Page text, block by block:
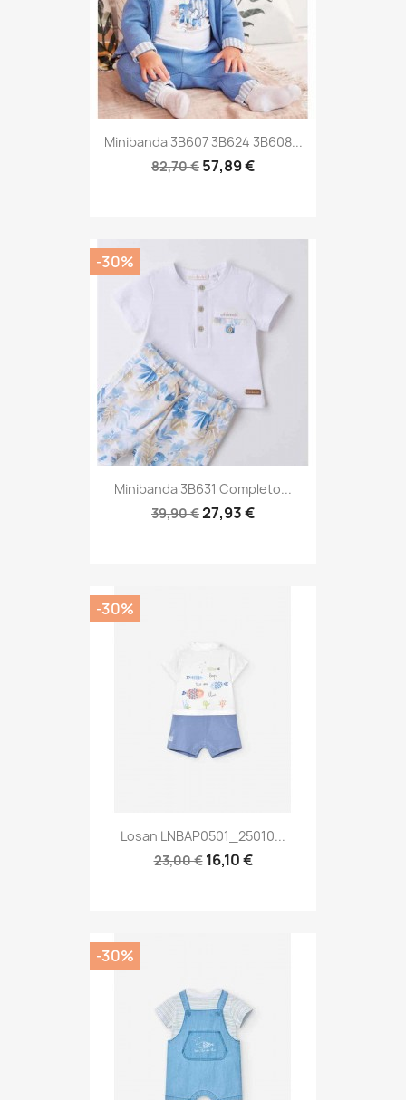
Minibanda 3B607 3B624 3B608...
82,70 € 57,89 €
Minibanda 3B631 Completo...
39,90 €27,93 €
-30%
Losan LNBAP0501_25010...
23,00 € 16,10 €
-30%
-30%